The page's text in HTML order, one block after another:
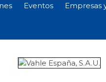
Eventos Empresas